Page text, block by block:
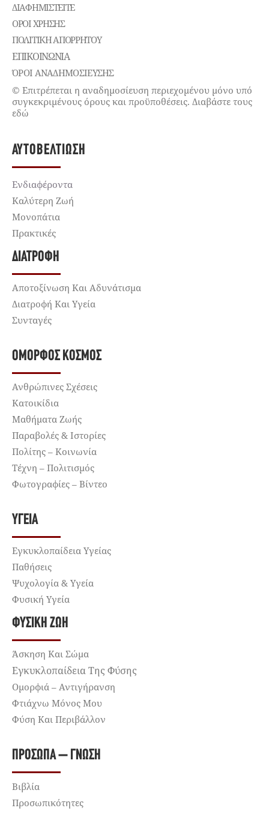
ΔΙΑΦΗΜΙΣΤΕΊΤΕ
ΌΡΟΙ ΧΡΉΣΗΣ
ΠΟΛΙΤΙΚΉ ΑΠΟΡΡΉΤΟΥ
ΕΠΙΚΟΙΝΩΝΊΑ
ΌΡΟΙ ΑΝΑΔΗΜΟΣΙΕΥΣΗΣ
© Επιτρέπεται η αναδημοσίευση περιεχομένου μόνο υπό
συγκεκριμένους όρους και προϋποθέσεις. Διαβάστε τους
εδώ
ΑΥΤΟΒΕΛΤΊΩΣΗ
Ενδιαφέροντα
Καλύτερη Ζωή
Μονοπάτια
Πρακτικές
ΔΙΑΤΡΟΦΉ
Αποτοξίνωση Και Αδυνάτισμα
Διατροφή Και Υγεία
Συνταγές
ΌΜΟΡΦΟΣ ΚΌΣΜΟΣ
Ανθρώπινες Σχέσεις
Κατοικίδια
Μαθήματα Ζωής
Παραβολές & Ιστορίες
Πολίτης – Κοινωνία
Τέχνη – Πολιτισμός
Φωτογραφίες – Βίντεο
ΥΓΕΊΑ
Εγκυκλοπαίδεια Υγείας
Παθήσεις
Ψυχολογία & Υγεία
Φυσική Υγεία
ΦΥΣΙΚΉ ΖΩΉ
Άσκηση Και Σώμα
Εγκυκλοπαίδεια Της Φύσης
Ομορφιά – Αντιγήρανση
Φτιάχνω Μόνος Μου
Φύση Και Περιβάλλον
ΠΡΌΣΩΠΑ – ΓΝΏΣΗ
Βιβλία
Προσωπικότητες